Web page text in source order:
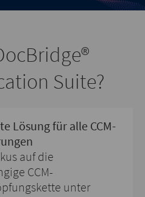
Suite?
Lösung für alle CCM-
auf die
CCM-
unter